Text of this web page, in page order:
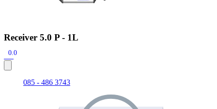
Receiver 5.0 P - 1L
0.0
085 - 486 3743